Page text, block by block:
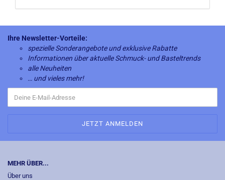
Ihre Newsletter-Vorteile:
spezielle Sonderangebote und exklusive Rabatte
Informationen über aktuelle Schmuck- und Basteltrends
alle Neuheiten
… und vieles mehr!
MEHR ÜBER...
Über uns